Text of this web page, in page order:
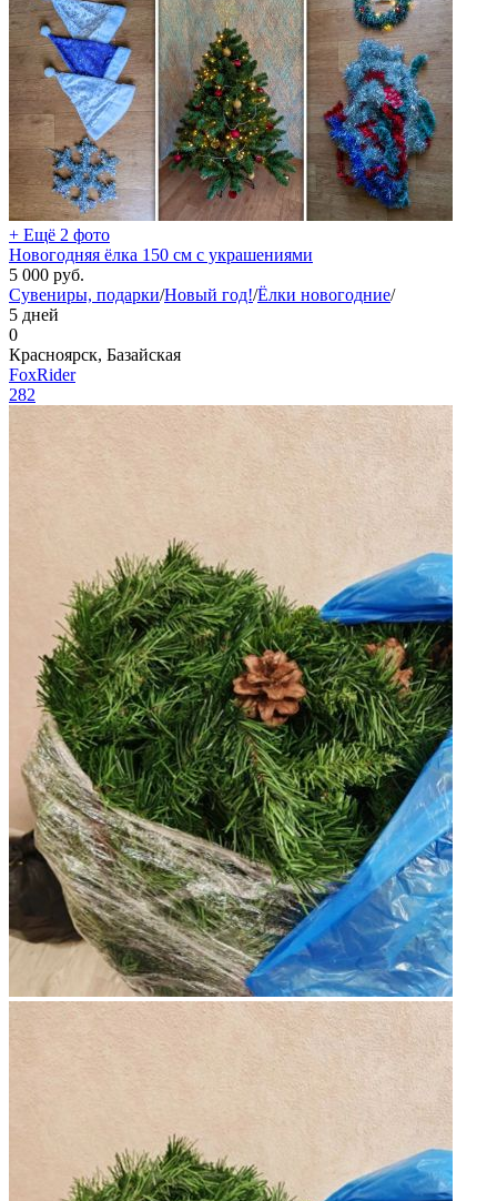
+ Ещё 2 фото
Новогодняя ёлка 150 см с украшениями
5 000 руб.
Сувениры, подарки/Новый год!/Ёлки новогодние/
5 дней
0
Красноярск, Базайская
FoxRider
282